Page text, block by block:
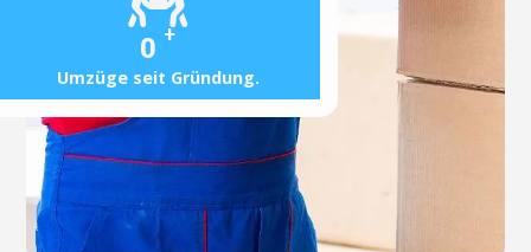
0 +
Umzüge seit Gründung.